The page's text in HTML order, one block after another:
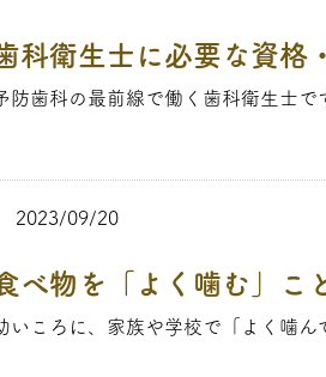
科衛生士に必要な資格
防歯科の最前線で働く歯科衛生士で
2023/09/20
べ物を「よく噛む」こ
いころに、家族や学校で「よく噛ん